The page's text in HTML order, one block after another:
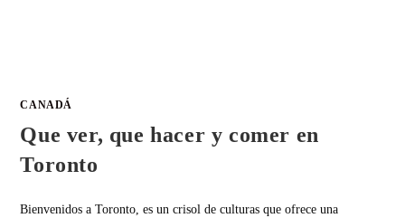
CANADÁ
Que ver, que hacer y comer en
Toronto
Bienvenidos a Toronto, es un crisol de culturas que ofrece una